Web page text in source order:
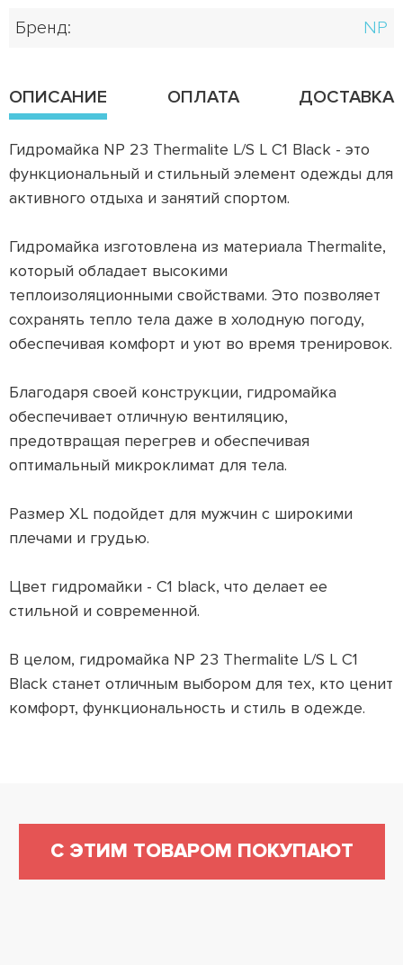
Бренд:
NP
ОПИСАНИЕ ОПЛАТА ДОСТАВКА
Гидромайка NP 23 Thermalite L/S L C1 Black - это
функциональный и стильный элемент одежды для
активного отдыха и занятий спортом.
Гидромайка изготовлена из материала Thermalite,
который обладает высокими
теплоизоляционными свойствами. Это позволяет
сохранять тепло тела даже в холодную погоду,
обеспечивая комфорт и уют во время тренировок.
Благодаря своей конструкции, гидромайка
обеспечивает отличную вентиляцию,
предотвращая перегрев и обеспечивая
оптимальный микроклимат для тела.
Размер XL подойдет для мужчин с широкими
плечами и грудью.
Цвет гидромайки - C1 black, что делает ее
стильной и современной.
В целом, гидромайка NP 23 Thermalite L/S L C1
Black станет отличным выбором для тех, кто ценит
комфорт, функциональность и стиль в одежде.
С ЭТИМ ТОВАРОМ ПОКУПАЮТ